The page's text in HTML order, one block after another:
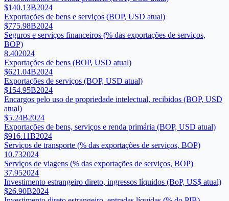
$140.13B2024
Exportações de bens e serviços (BOP, USD atual)
$775.98B2024
Seguros e serviços financeiros (% das exportações de serviços,
BOP)
8.402024
Exportações de bens (BOP, USD atual)
$621.04B2024
Exportações de serviços (BOP, USD atual)
$154.95B2024
Encargos pelo uso de propriedade intelectual, recibidos (BOP, USD
atual)
$5.24B2024
Exportações de bens, serviços e renda primária (BOP, USD atual)
$916.11B2024
Serviços de transporte (% das exportações de serviços, BOP)
10.732024
Serviços de viagens (% das exportações de serviços, BOP)
37.952024
Investimento estrangeiro direto, ingressos líquidos (BoP, US$ atual)
$26.90B2024